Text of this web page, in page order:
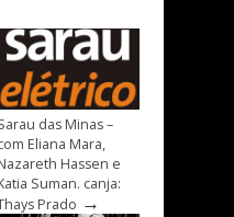
das Minas –
Eliana Mara,
Hassen e
Suman. canja:
Prado →